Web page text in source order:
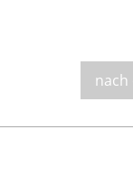
nach